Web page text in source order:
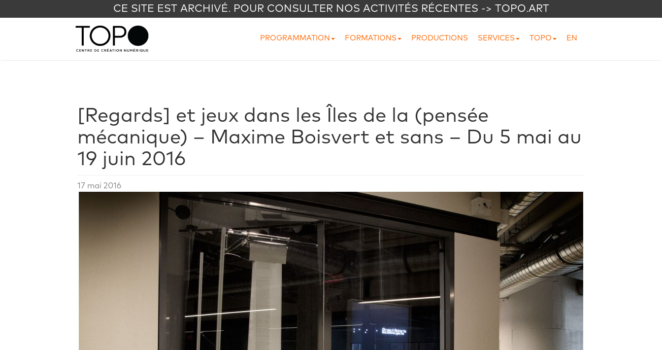
CE SITE EST ARCHIVÉ. POUR CONSULTER NOS ACTIVITÉS RÉCENTES -> TOPO.ART
PROGRAMMATION FORMATIONS PRODUCTIONS SERVICES TOPO EN
[Regards] et jeux dans les Îles de la (pensée
mécanique) – Maxime Boisvert et sans – Du 5 mai au
19 juin 2016
17 mai 2016